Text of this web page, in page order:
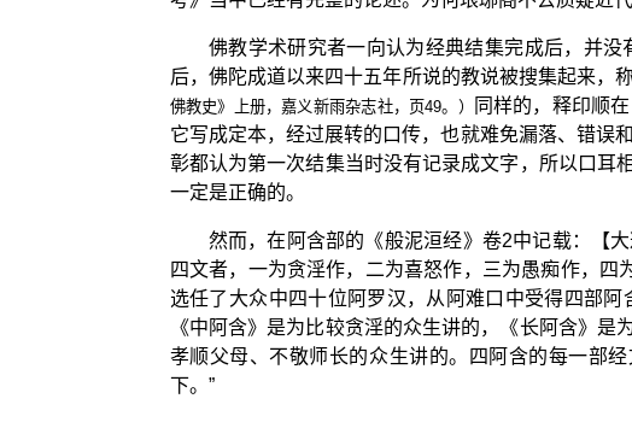
佛教学术研究者一向认为经典结集完成后，并
后，佛陀成道以来四十五年所说的教说被搜集起来，
佛教史》上册，嘉义新雨杂志社，页49。）
同样的，释印顺
它写成定本，经过展转的口传，也就难免漏落、错误
彰都认为第一次结集当时没有记录成文字，所以口耳
一定是正确的。
然而，在阿含部的《般泥洹经》卷2中记载：【
四文者，一为贪淫作，二为喜怒作，三为愚痴作，四
选任了大众中四十位阿罗汉，从阿难口中受得四部
《中阿含》是为比较贪淫的众生讲的，《长阿含》
孝顺父母、不敬师长的众生讲的。四阿含的每一部
下。”